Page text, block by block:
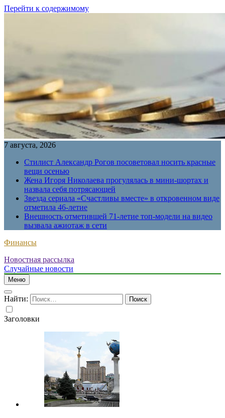
Перейти к содержимому
7 августа, 2026
Стилист Александр Рогов посоветовал носить красные
вещи осенью
Жена Игоря Николаева прогулялась в мини-шортах и
назвала себя потрясающей
Звезда сериала «Счастливы вместе» в откровенном виде
отметила 46-летие
Внешность отметившей 71-летие топ-модели на видео
вызвала ажиотаж в сети
Финансы
Новостная рассылка
Случайные новости
Меню
Найти:
Заголовки